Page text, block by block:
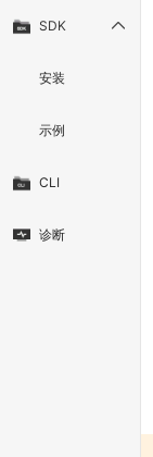
SDK
安装
示例
CLI
诊断